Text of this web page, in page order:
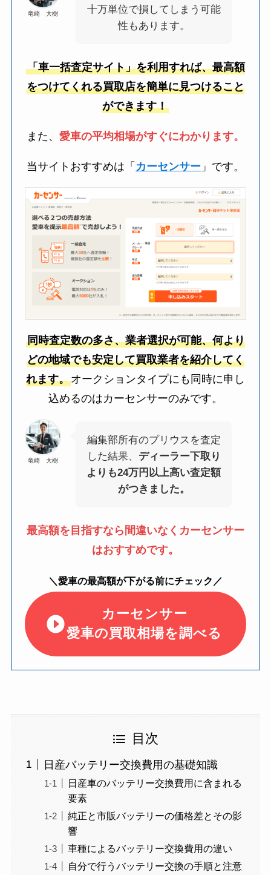
竜崎 大樹
十万単位で損してしまう可能
性もあります。
「車一括査定サイト」を利用すれば、最高額
をつけてくれる買取店を簡単に見つけること
ができます！
また、 愛車の平均相場がすぐにわかります。
当サイトおすすめは「 カーセンサー 」です。
同時査定数の多さ、業者選択が可能、何より
どの地域でも安定して買取業者を紹介してく
れます。オークションタイプにも同時に申し
込めるのはカーセンサーのみです。
竜崎 大樹
編集部所有のプリウスを査定
した結果、 ディーラー下取り
よりも24万円以上高い査定額
がつきました。
最高額を目指すなら間違いなくカーセンサー
はおすすめです。
＼愛車の最高額が下がる前にチェック／
カーセンサー
愛車の買取相場を調べる
目次
日産バッテリー交換費用の基礎知識
日産車のバッテリー交換費用に含まれる
要素
純正と市販バッテリーの価格差とその影
響
車種によるバッテリー交換費用の違い
自分で行うバッテリー交換の手順と注意